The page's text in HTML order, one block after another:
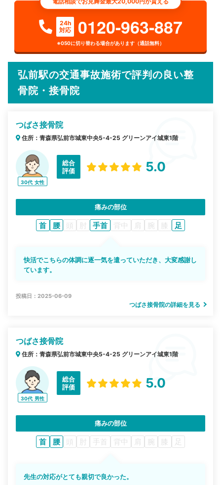
24h
対応
0120-963-887
※050に切り替わる場合があります（通話無料）
弘前駅の交通事故施術で評判の良い整
骨院・接骨院
つばさ接骨院
住所：青森県弘前市城東中央5-4-25 グリーンアイ城東1階
30代 女性
総合
評価
5.0
痛みの部位
首 腰 頭 肘 手首 背中 肩 腕 膝 足
快活でこちらの体調に逐一気を遣っていただき、大変感謝し
ています。
投稿日：2025-06-09
つばさ接骨院の詳細を見る
つばさ接骨院
住所：青森県弘前市城東中央5-4-25 グリーンアイ城東1階
30代 男性
総合
評価
5.0
痛みの部位
首 腰 頭 肘 手首 背中 肩 腕 膝 足
先生の対応がとても親切で良かった。